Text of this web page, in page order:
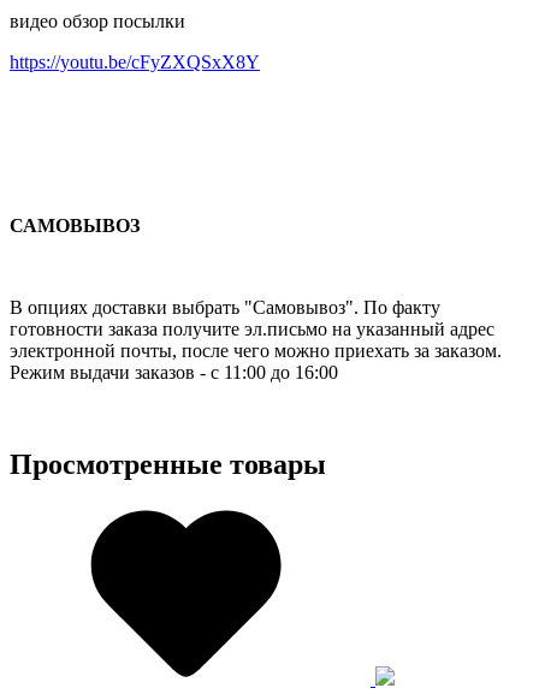
видео обзор посылки
https://youtu.be/cFyZXQSxX8Y
САМОВЫВОЗ
В опциях доставки выбрать "Самовывоз". По факту
готовности заказа получите эл.письмо на указанный адрес
электронной почты, после чего можно приехать за заказом.
Режим выдачи заказов - с 11:00 до 16:00
Просмотренные товары